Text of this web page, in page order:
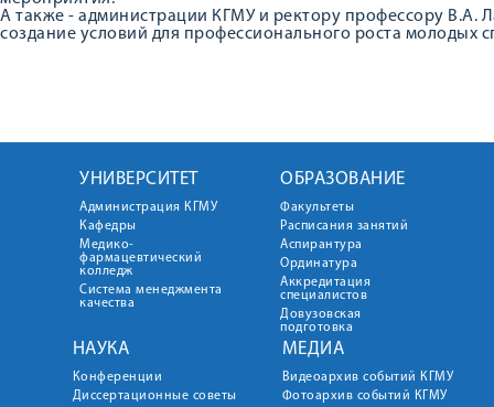
А также - администрации КГМУ и ректору профессору В.А.
создание условий для профессионального роста молодых
УНИВЕРСИТЕТ
Администрация КГМУ
Кафедры
Медико-
фармацевтический
колледж
Система менеджмента
качества
ОБРАЗОВАНИЕ
Факультеты
Расписания занятий
Аспирантура
Ординатура
Аккредитация
специалистов
Довузовская
подготовка
НАУКА
Конференции
Диссертационные советы
МЕДИА
Видеоархив событий КГМУ
Фотоархив событий КГМУ